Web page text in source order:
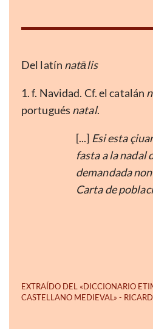
Del latín natālis
1. f. Navidad. Cf. el catalán
portugués natal.
[...] Esi esta
fasta a la nadal
demandada
Carta de